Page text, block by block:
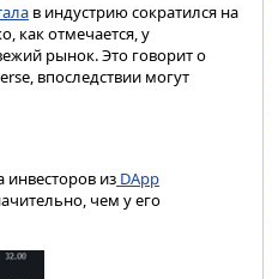
в индустрию сократился на
как отмечается, у
рынок. Это говорит о
впоследствии могут
из DApp
чем у его